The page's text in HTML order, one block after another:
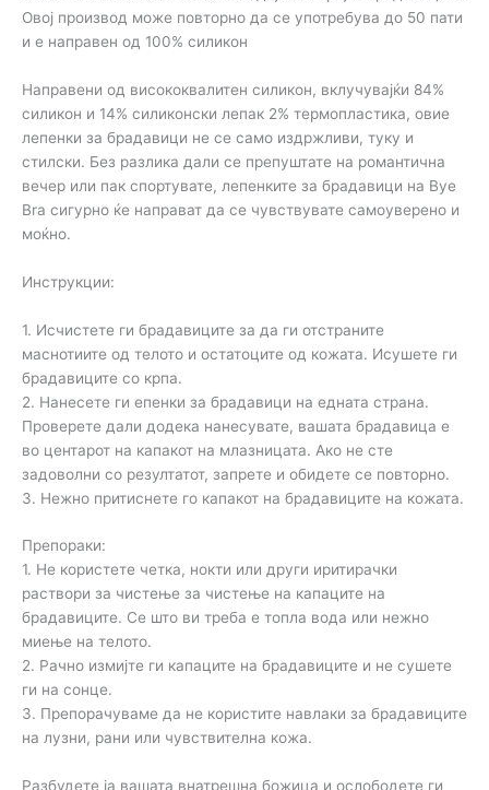
Овој производ може повторно да се употребува до 50 пати
и е направен од 100% силикон
Направени од висококвалитен силикон, вклучувајќи 84%
силикон и 14% силиконски лепак 2% термопластика, овие
лепенки за брадавици не се само издржливи, туку и
стилски. Без разлика дали се препуштате на романтична
вечер или пак спортувате, лепенките за брадавици на Bye
Bra сигурно ќе направат да се чувствувате самоуверено и
моќно.
Инструкции:
1. Исчистете ги брадавиците за да ги отстраните
маснотиите од телото и остатоците од кожата. Исушете ги
брадавиците со крпа.
2. Нанесете ги епенки за брадавици на едната страна.
Проверете дали додека нанесувате, вашата брадавица е
во центарот на капакот на млазницата. Ако не сте
задоволни со резултатот, запрете и обидете се повторно.
3. Нежно притиснете го капакот на брадавиците на кожата.
Препораки:
1. Не користете четка, нокти или други иритирачки
раствори за чистење за чистење на капаците на
брадавиците. Се што ви треба е топла вода или нежно
миење на телото.
2. Рачно измијте ги капаците на брадавиците и не сушете
ги на сонце.
3. Препорачуваме да не користите навлаки за брадавиците
на лузни, рани или чувствителна кожа.
Разбудете ја вашата внатрешна божица и ослободете ги